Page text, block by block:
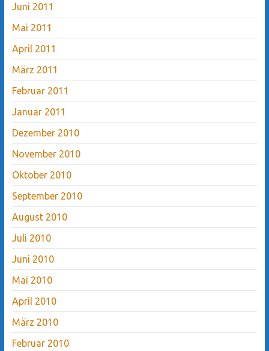
Juni 2011
Mai 2011
April 2011
März 2011
Februar 2011
Januar 2011
Dezember 2010
November 2010
Oktober 2010
September 2010
August 2010
Juli 2010
Juni 2010
Mai 2010
April 2010
März 2010
Februar 2010